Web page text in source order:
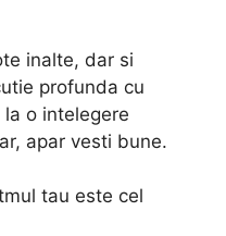
inalte, dar si
profunda cu
o intelegere
apar vesti bune.
tau este cel